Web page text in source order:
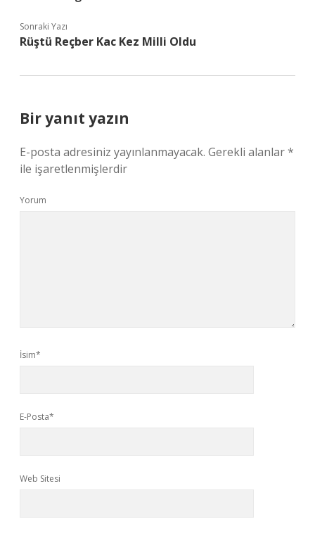
Sonraki Yazı
Rüştü Reçber Kac Kez Milli Oldu
Bir yanıt yazın
E-posta adresiniz yayınlanmayacak. Gerekli alanlar*
ile işaretlenmişlerdir
Yorum
İsim*
E-Posta*
Web Sitesi